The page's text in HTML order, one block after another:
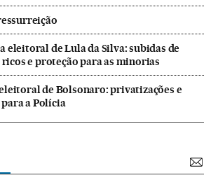
eleitoral de Lula da Silva: subidas de
e proteção para as minorias
de Bolsonaro: privatizações e
a Polícia